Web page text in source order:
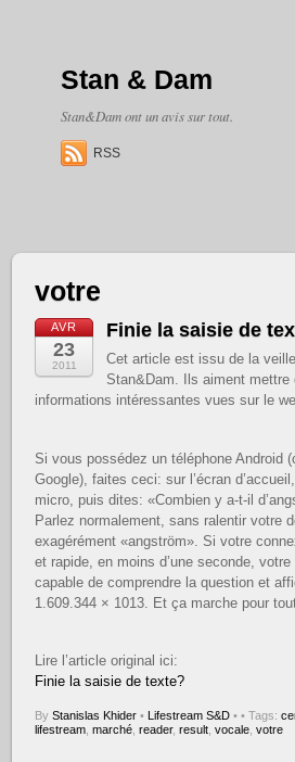
Stan & Dam
Stan&Dam ont un avis sur tout.
RSS
votre
AVR
23
2011
Finie la saisie de
Cet article est issu de la
Stan&Dam. Ils aiment mettre
informations intéressantes vues sur le
Si vous possédez un téléphone Android
Google), faites ceci: sur l’écran
micro, puis dites: «Combien y a-t-il
Parlez normalement, sans ralentir votre
exagérément «angström». Si votre
et rapide, en moins d’une seconde,
capable de comprendre la question et
1.609.344 × 1013. Et ça marche pour
Lire l’article original ici:
Finie la saisie de texte?
ByStanislas Khider • Lifestream S&D • • Tags:
lifestream ,marché ,reader,result ,vocale ,votre